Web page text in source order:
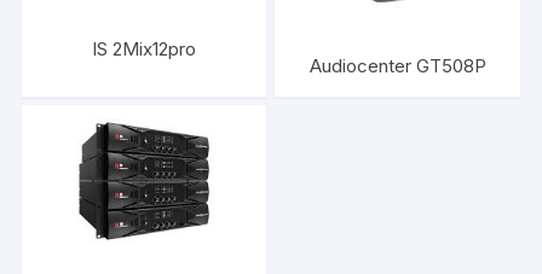
IS 2Mix12pro
Audiocenter GT508P